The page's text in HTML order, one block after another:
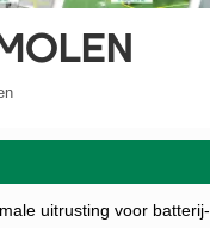
uitrusting voor batterij-